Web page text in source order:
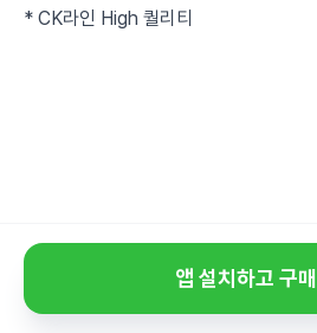
* CK라인 High 퀄리티
앱 설치하고 구매